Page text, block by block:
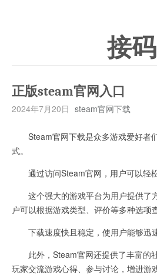
接码
正版steam官网入口
2024年7月20日 steam官网下载
Steam官网下载是众多游戏爱好者
式。
通过访问Steam官网，用户可以轻松
这个强大的游戏平台为用户提供了
户可以根据游戏类型、评价等多种选项
下载速度快且稳定，使用户能够迅速
此外，Steam官网还提供了丰富的
玩家交流游戏心得、参与讨论，增进游